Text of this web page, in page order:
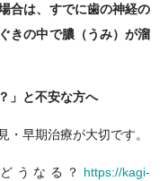
合は、すでに歯の神経の
きの中で膿（うみ）が溜
」と不安な方へ
・早期治療が大切です。
うなる？ https://kagi-